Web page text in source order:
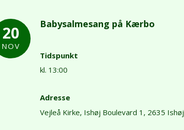
20
NOV
Babysalmesang på Kærbo
Tidspunkt
kl. 13:00
Adresse
Vejleå Kirke, Ishøj Boulevard 1, 2635 Ishøj